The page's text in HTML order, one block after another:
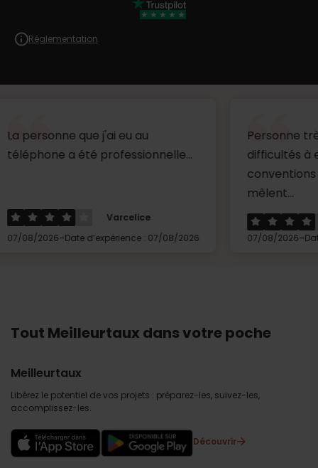
Réglementation
que j'ai eu au
a été professionnelle...
Varcelice
Date d’expérience : 07/08/2026
Personne très
difficultés à entendre
conventions des
Céline
07/08/2026
Date
Tout Meilleurtaux dans votre poche
Meilleurtaux
Libérez le potentiel de vos projets : préparez-les, suivez-les,
accomplissez-les.
Découvrir